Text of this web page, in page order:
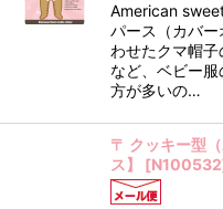
American
パース（カバ
わせたクマ帽
など、ベビー
方が多いの…
〒 クッキー型
ス】
[N100532